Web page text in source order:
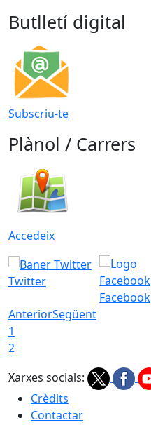
Butlletí digital
Subscriu-te
Plànol / Carrers
Accedeix
Twitter
Facebook
AnteriorSegüent
1
2
Xarxes socials:
Crèdits
Contactar